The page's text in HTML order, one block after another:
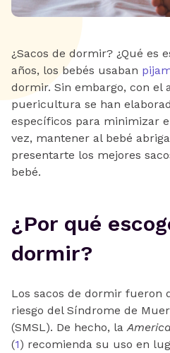
¿Sacos de dormir? ¿Qué es
años, los bebés usaban
dormir. Sin embargo, con el
puericultura se han
específicos para minimizar
vez, mantener al bebé
presentarte los mejores
bebé.
¿Por qué
dormir?
Los sacos de dormir fueron
riesgo del Síndrome de
(SMSL). De hecho, la
(1) recomienda su uso en